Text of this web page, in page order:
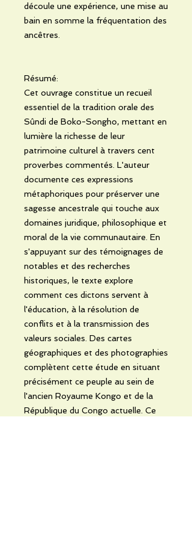
découle une expérience, une mise au
bain en somme la fréquentation des
ancêtres.
Résumé:
Cet ouvrage constitue un recueil
essentiel de la tradition orale des
Sûndi de Boko-Songho, mettant en
lumière la richesse de leur
patrimoine culturel à travers cent
proverbes commentés. L'auteur
documente ces expressions
métaphoriques pour préserver une
sagesse ancestrale qui touche aux
domaines juridique, philosophique et
moral de la vie communautaire. En
s'appuyant sur des témoignages de
notables et des recherches
historiques, le texte explore
comment ces dictons servent à
l'éducation, à la résolution de
conflits et à la transmission des
valeurs sociales. Des cartes
géographiques et des photographies
complètent cette étude en situant
précisément ce peuple au sein de
l'ancien Royaume Kongo et de la
République du Congo actuelle. Ce